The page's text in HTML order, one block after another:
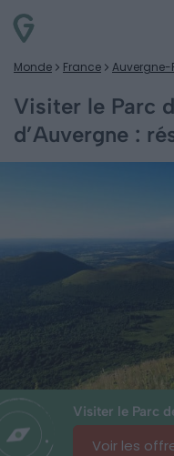
Monde France Auvergne-
Visiter le Parc
d’Auvergne :
Visiter le Parc
Voir les